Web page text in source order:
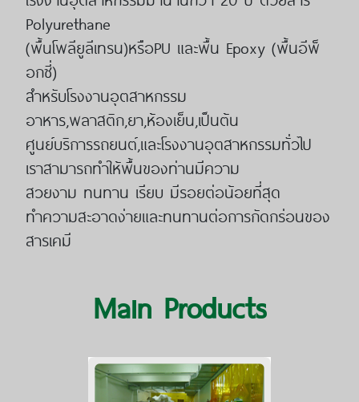
Polyurethane
(พื้นโพลียูลีเทรน)หรือPU และพื้น Epoxy (พื้นอีพ็
อกซี่)
สำหรับโรงงานอุตสาหกรรม
อาหาร,พลาสติก,ยา,ห้องเย็น,เป็นต้น
ศูนย์บริการรถยนต์,และโรงงานอุตสาหกรรมทั่วไป
เราสามารถทำให้พื้นของท่านมีความ
สวยงาม ทนทาน เรียบ มีรอยต่อน้อยที่สุด
ทำความสะอาดง่ายและทนทานต่อการกัดกร่อนของ
สารเคมี
Main Products